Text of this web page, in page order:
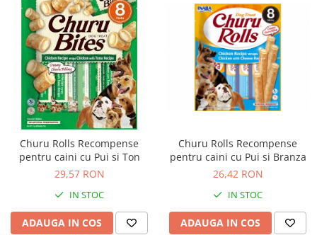
Churu Rolls Recompense
pentru caini cu Pui si Ton
29,57 RON
IN STOC
ADAUGA IN COS
Churu Rolls Recompense
pentru caini cu Pui si Branza
26,42 RON
IN STOC
ADAUGA IN COS